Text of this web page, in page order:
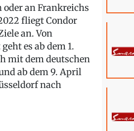
an Frankreichs
fliegt Condor
an. Von
es ab dem 1.
mit dem deutschen
ab dem 9. April
nach